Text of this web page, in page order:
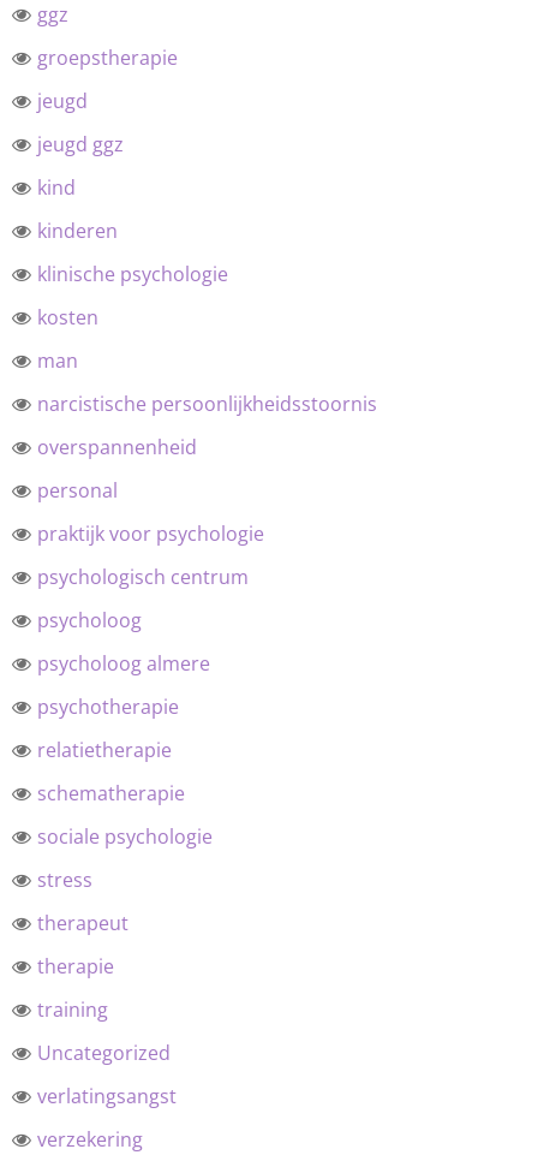
ggz
groepstherapie
jeugd
jeugd ggz
kind
kinderen
klinische psychologie
kosten
man
narcistische persoonlijkheidsstoornis
overspannenheid
personal
praktijk voor psychologie
psychologisch centrum
psycholoog
psycholoog almere
psychotherapie
relatietherapie
schematherapie
sociale psychologie
stress
therapeut
therapie
training
Uncategorized
verlatingsangst
verzekering